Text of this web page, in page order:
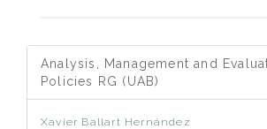
Analysis, Management and
Policies RG (UAB)
Xavier Ballart Hernández